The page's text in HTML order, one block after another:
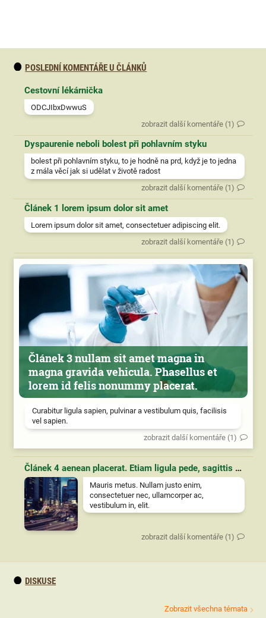
POSLEDNÍ KOMENTÁŘE U ČLÁNKŮ
Cestovní lékárnička
ODCJIbxDwwuS
zobrazit další komentáře (1)
Dyspaurenie neboli bolest při pohlavním styku
bolest při pohlavním styku, to je hodně na prd, když je to jedna
z mála věcí jak si udělat v životě radost
zobrazit další komentáře (1)
Článek 1 lorem ipsum dolor sit amet
Lorem ipsum dolor sit amet, consectetuer adipiscing elit.
zobrazit další komentáře (1)
Článek 3 nullam sit amet magna in
magna gravida vehicula. Phasellus et
lorem id felis nonummy placerat.
Curabitur ligula sapien, pulvinar a vestibulum quis, facilisis
vel sapien.
zobrazit další komentáře (1)
Článek 4 aenean placerat. Etiam ligula pede, sagittis quis, interdum ultricies, scelerisque eu.
Mauris metus. Nullam justo enim,
consectetuer nec, ullamcorper ac,
vestibulum in, elit.
zobrazit další komentáře (1)
DISKUSE
Zobrazit všechna témata